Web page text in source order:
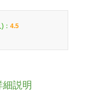
)： 4.5
細説明